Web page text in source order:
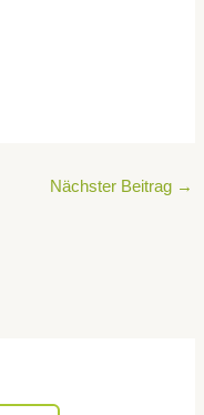
Nächster Beitrag →